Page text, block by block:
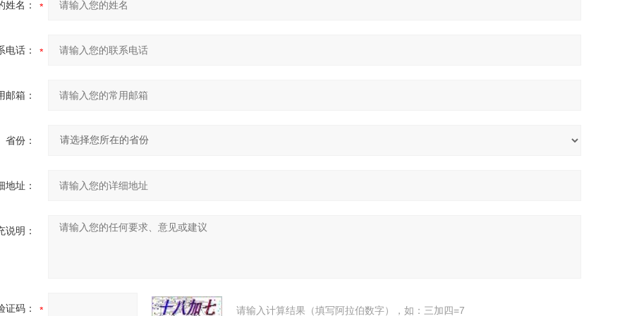
姓名：
电话：
邮箱：
省份：
地址：
说明：
证码： 请输入计算结果（填写阿拉伯数字），如：三加四=7